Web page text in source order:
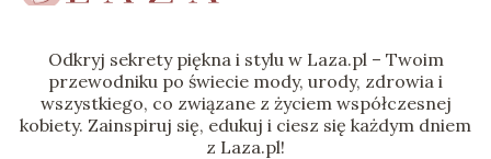
Odkryj sekrety piękna i stylu w Laza.pl – Twoim
przewodniku po świecie mody, urody, zdrowia i
wszystkiego, co związane z życiem współczesnej
kobiety. Zainspiruj się, edukuj i ciesz się każdym dniem
z Laza.pl!